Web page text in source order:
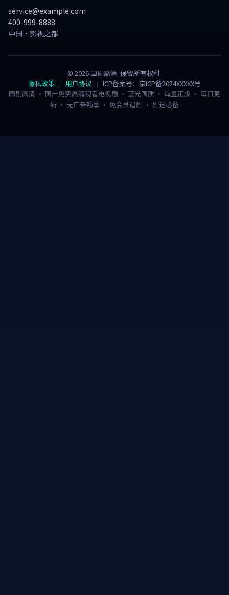
service@example.com
400-999-8888
中国·影视之都
© 2026国剧高清. 保留所有权利.
隐私政策
用户协议
ICP备案号：京ICP备2024XXXXX号
国剧高清 · 国产免费高清观看电视剧 · 蓝光画质 · 海量正版 · 每日更
新 · 无广告畅享 · 免会员追剧 · 剧迷必备